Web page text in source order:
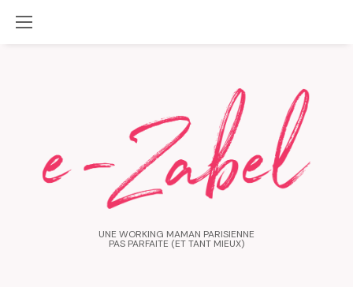
UNE WORKING MAMAN PARISIENNE
PAS PARFAITE (ET TANT MIEUX)